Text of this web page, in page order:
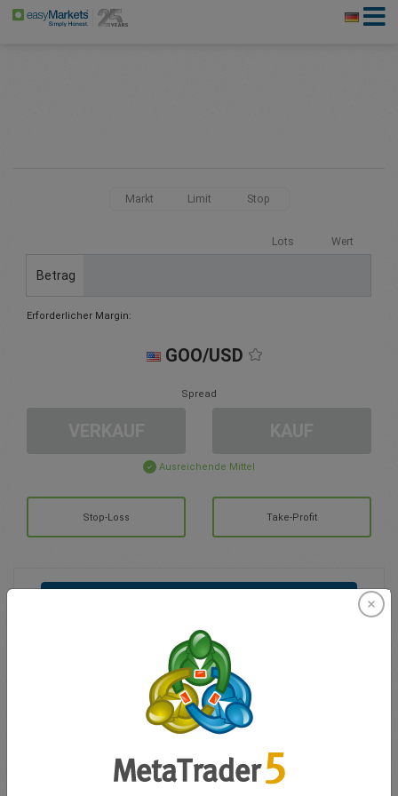
Markt Limit Stop
Lots Wert
Betrag
Erforderlicher Margin:
GOO/USD
Spread
Ausreichende Mittel
Stop-Loss Take-Profit